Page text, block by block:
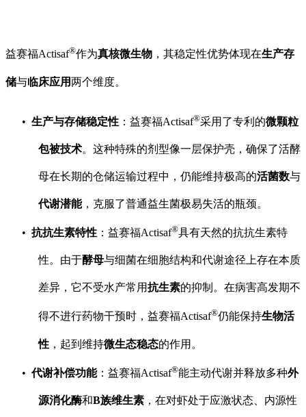
益赛福Actisaf®作为真核微生物 ，其稳定性优势体现在生产存
储与临床应用两个维度。
生产与存储稳定性 ：益赛福Actisaf®采用了专利的微颗粒
包被技术。这种特殊的剂型像一层保护壳，确保了活酵
母在长期的仓储运输过程中，仍能维持极高的活菌数与
代谢潜能，克服了普通益生菌极易失活的瓶颈。
抗抗生素特性 ：益赛福Actisaf®具有天然的抗抗生素特
性。由于酵母与细菌在细胞结构和代谢途径上存在本质
差异，它不受水产常用抗生素的抑制。在病害高发期不
得不进行药物干预时，益赛福Actisaf®仍能保持生物活
性 ，起到维持微生态稳态的作用。
代谢补偿功能：益赛福Actisaf®能主动代谢并释放多种外
源消化酶和B族维生素 ，在对虾处于应激状态、内源性